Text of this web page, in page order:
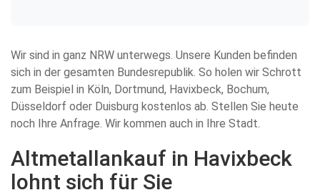
Wir sind in ganz NRW unterwegs. Unsere Kunden befinden
sich in der gesamten Bundesrepublik. So holen wir Schrott
zum Beispiel in Köln, Dortmund, Havixbeck, Bochum,
Düsseldorf oder Duisburg kostenlos ab. Stellen Sie heute
noch Ihre Anfrage. Wir kommen auch in Ihre Stadt.
Altmetallankauf in Havixbeck
lohnt sich für Sie